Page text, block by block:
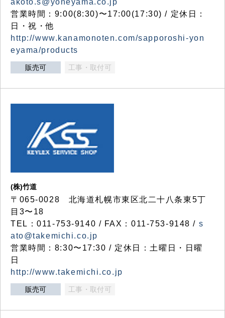
akoto.s@yoneyama.co.jp
営業時間：9:00(8:30)〜17:00(17:30) / 定休日：
日・祝・他
http://www.kanamonoten.com/sapporoshi-yon
eyama/products
販売可 工事・取付可
(株)竹道
〒065-0028 北海道札幌市東区北二十八条東5丁
目3〜18
TEL：011-753-9140 / FAX：011-753-9148 / s
ato@takemichi.co.jp
営業時間：8:30〜17:30 / 定休日：土曜日・日曜
日
http://www.takemichi.co.jp
販売可 工事・取付可